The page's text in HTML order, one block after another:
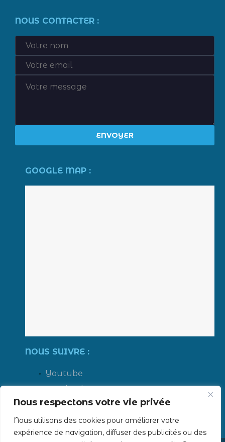
Nous respectons votre vie privée
Nous utilisons des cookies pour améliorer votre
expérience de navigation, diffuser des publicités ou des
NOUS CONTACTER :
GOOGLE MAP :
NOUS SUIVRE :
Youtube
Facebook
LinkedIn
Instagram